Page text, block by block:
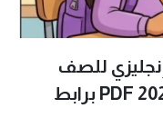
للصف
الخامس الابتدائي الترم الثاني 2026 PDF برابط